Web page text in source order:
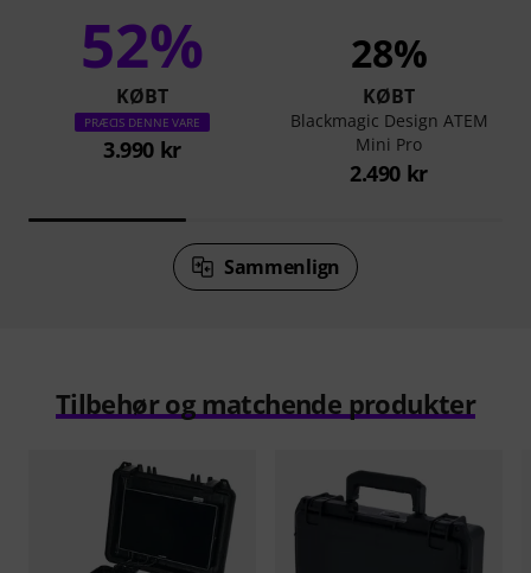
52%
KØBT
PRÆCIS DENNE VARE
3.990 kr
28%
KØBT
Blackmagic Design ATEM
Mini Pro
2.490 kr
Sammenlign
Tilbehør og matchende produkter